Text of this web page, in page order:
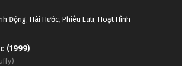
Động, Hài Hước, Phiêu Lưu, Hoạt Hình
(1999)